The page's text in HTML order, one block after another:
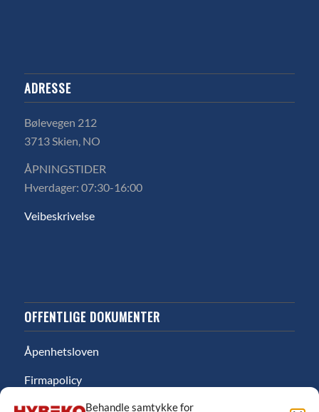
Behandle samtykke for
ADRESSE
Bølevegen 212
3713 Skien, NO
ÅPNINGSTIDER
Hverdager: 07:30-16:00
Veibeskrivelse
OFFENTLIGE DOKUMENTER
Åpenhetsloven
Firmapolicy
Miljø